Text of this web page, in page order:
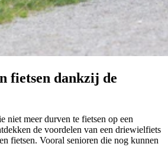
fietsen dankzij de
niet meer durven te fietsen op een
de voordelen van een driewielfiets
fietsen. Vooral senioren die nog kunnen